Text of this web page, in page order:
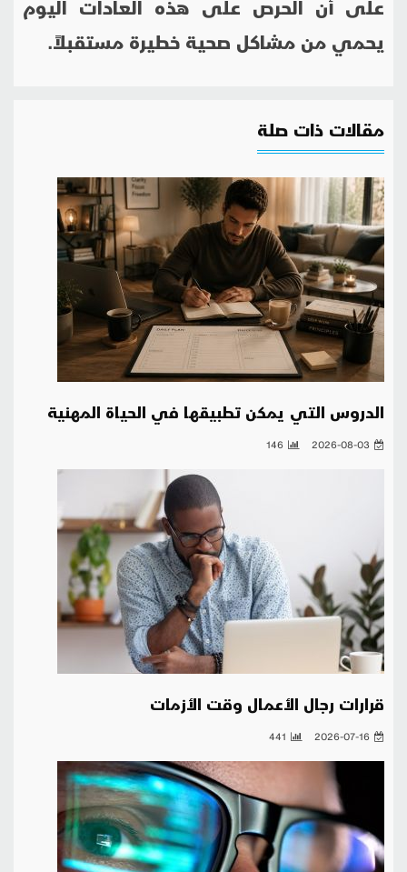
على أن الحرص على هذه العادات اليوم
يحمي من مشاكل صحية خطيرة مستقبلاً.
مقالات ذات صلة
الدروس التي يمكن تطبيقها في الحياة المهنية
2026-08-03
146
قرارات رجال الأعمال وقت الأزمات
2026-07-16
441